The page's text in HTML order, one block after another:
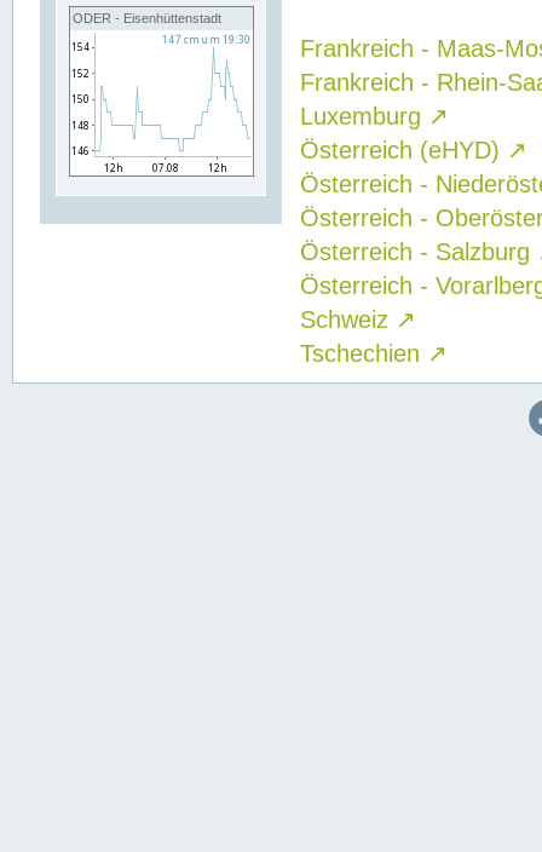
ODER - Eisenhüttenstadt
Frankreich - Maas-
Frankreich - Rhein-
Luxemburg ↗
Österreich (eHYD) ↗
Österreich -
Österreich -
Österreich - Salzburg
Österreich -
Schweiz ↗
Tschechien ↗